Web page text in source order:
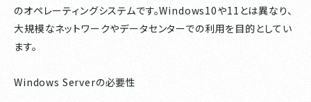
のオペレーティングシステムです。Windows10や11とは異なり、
大規模なネットワークやデータセンターでの利用を目的としてい
ます。
Windows Serverの必要性